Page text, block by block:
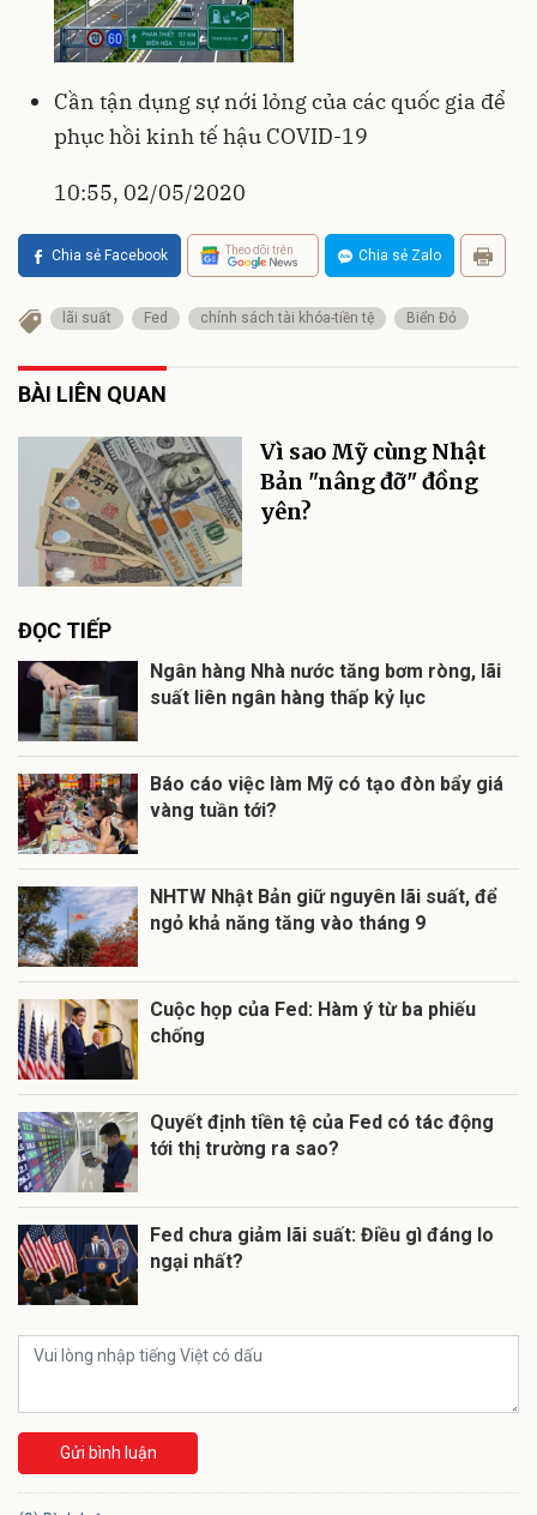
Cần tận dụng sự nới lỏng của các quốc gia để
phục hồi kinh tế hậu COVID-19
10:55, 02/05/2020
Chia sẻ Facebook Theo dõi trên Chia sẻ Zalo
lãi suất Fed chính sách tài khóa-tiền tệ Biển Đỏ
BÀI LIÊN QUAN
Vì sao Mỹ cùng Nhật
Bản "nâng đỡ" đồng
yên?
ĐỌC TIẾP
Ngân hàng Nhà nước tăng bơm ròng, lãi
suất liên ngân hàng thấp kỷ lục
Báo cáo việc làm Mỹ có tạo đòn bẩy giá
vàng tuần tới?
NHTW Nhật Bản giữ nguyên lãi suất, để
ngỏ khả năng tăng vào tháng 9
Cuộc họp của Fed: Hàm ý từ ba phiếu
chống
Quyết định tiền tệ của Fed có tác động
tới thị trường ra sao?
Fed chưa giảm lãi suất: Điều gì đáng lo
ngại nhất?
Gửi bình luận